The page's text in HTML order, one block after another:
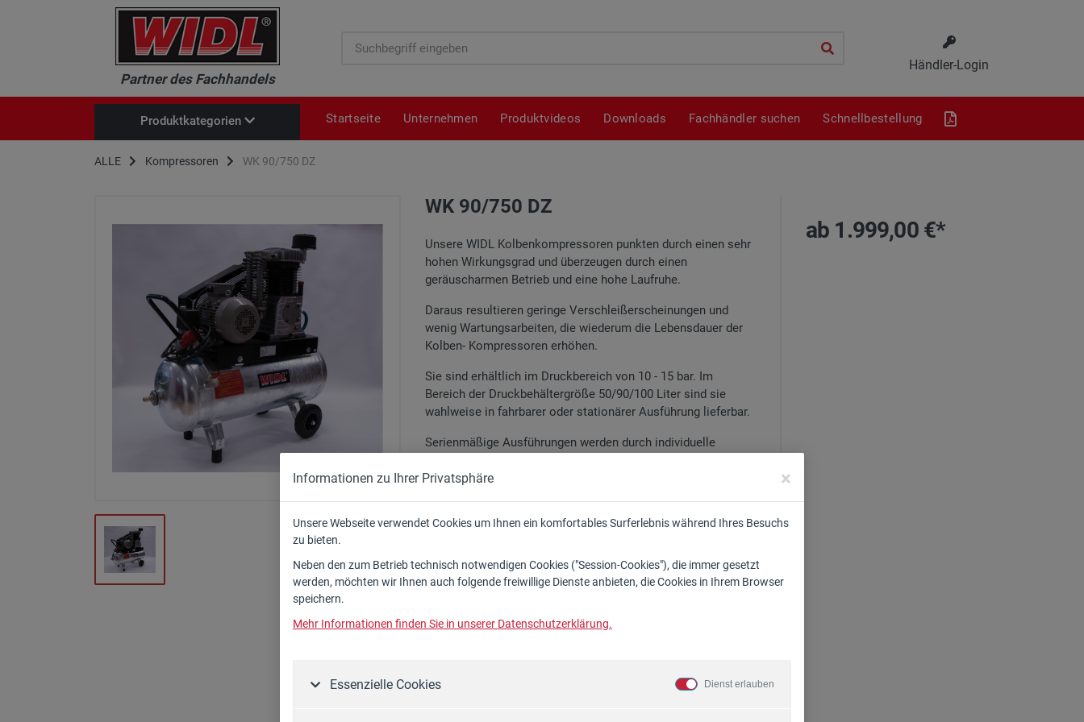
Partner des Fachhandels
Suchbegriff
Händler-Login
Neu im Sortiment
Profi-Häcksler
Heckschaufeln
Zapfwellengeneratoren
Zubehör
Produktkategorien Startseite Unternehmen Produktvideos Downloads Fachhändler suchen Schnellbestellung
ALLE Kompressoren WK 90/750 DZ
WK 90/750 DZ
Unsere WIDL Kolbenkompressoren punkten durch einen sehr
hohen Wirkungsgrad und überzeugen durch einen
geräuscharmen Betrieb und eine hohe Laufruhe.
Daraus resultieren geringe Verschleißerscheinungen und
wenig Wartungsarbeiten, die wiederum die Lebensdauer der
Kolben- Kompressoren erhöhen.
Sie sind erhältlich im Druckbereich von 10 - 15 bar. Im
Bereich der Druckbehältergröße 50/90/100 Liter sind sie
wahlweise in fahrbarer oder stationärer Ausführung lieferbar.
Serienmäßige Ausführungen werden durch individuelle
ab 1.999,00 €*
Informationen zu Ihrer Privatsphäre ×
Unsere Webseite verwendet Cookies um Ihnen ein komfortables Surferlebnis während Ihres Besuchs
zu bieten.
Neben den zum Betrieb technisch notwendigen Cookies ("Session-Cookies"), die immer gesetzt
werden, möchten wir Ihnen auch folgende freiwillige Dienste anbieten, die Cookies in Ihrem Browser
speichern.
Mehr Informationen finden Sie in unserer Datenschutzerklärung.
Essenzielle Cookies Dienst erlauben